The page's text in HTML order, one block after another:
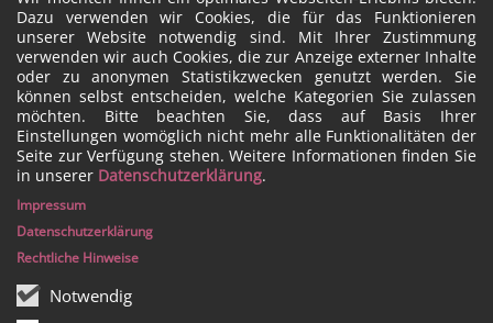
Dazu verwenden wir Cookies, die für das Funktionieren
unserer Website notwendig sind. Mit Ihrer Zustimmung
verwenden wir auch Cookies, die zur Anzeige externer Inhalte
oder zu anonymen Statistikzwecken genutzt werden. Sie
können selbst entscheiden, welche Kategorien Sie zulassen
möchten. Bitte beachten Sie, dass auf Basis Ihrer
Einstellungen womöglich nicht mehr alle Funktionalitäten der
Seite zur Verfügung stehen. Weitere Informationen finden Sie
in unserer Datenschutzerklärung.
Notwendig
Impressum
Datenschutzerklärung
Rechtliche Hinweise